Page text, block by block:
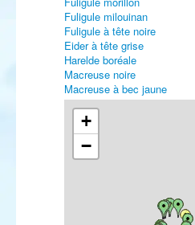
Fuligule milouinan
Fuligule à tête noire
Eider à tête grise
Harelde boréale
Macreuse noire
Macreuse à bec jaune
Macreuse brune
Garrot à œil d'or
Harle piette
Harle huppé
Harle bièvre
+
−